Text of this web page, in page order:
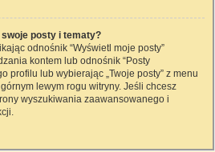
posty i tematy?
odnośnik “Wyświetl moje posty”
kontem lub odnośnik “Posty
profilu lub wybierając „Twoje posty” z menu
lewym rogu witryny. Jeśli chcesz
wyszukiwania zaawansowanego i